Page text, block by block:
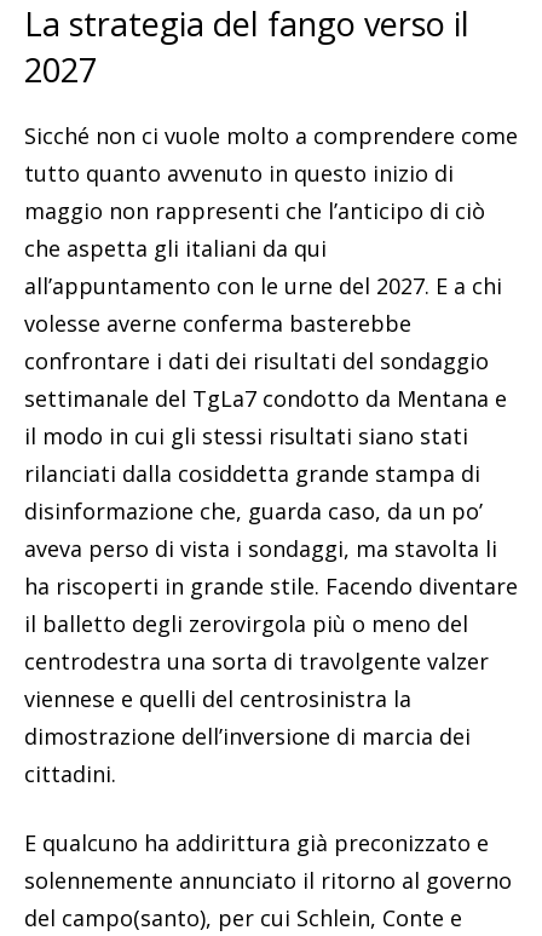
La strategia del fango verso il
2027
Sicché non ci vuole molto a comprendere come
tutto quanto avvenuto in questo inizio di
maggio non rappresenti che l’anticipo di ciò
che aspetta gli italiani da qui
all’appuntamento con le urne del 2027. E a chi
volesse averne conferma basterebbe
confrontare i dati dei risultati del sondaggio
settimanale del TgLa7 condotto da Mentana e
il modo in cui gli stessi risultati siano stati
rilanciati dalla cosiddetta grande stampa di
disinformazione che, guarda caso, da un po’
aveva perso di vista i sondaggi, ma stavolta li
ha riscoperti in grande stile. Facendo diventare
il balletto degli zerovirgola più o meno del
centrodestra una sorta di travolgente valzer
viennese e quelli del centrosinistra la
dimostrazione dell’inversione di marcia dei
cittadini.
E qualcuno ha addirittura già preconizzato e
solennemente annunciato il ritorno al governo
del campo(santo), per cui Schlein, Conte e